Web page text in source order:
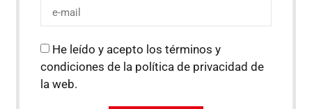
He leído y acepto los términos y
condiciones de la política de privacidad de
la web.